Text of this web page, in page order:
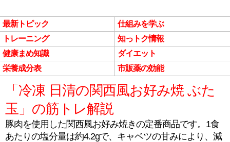
最新トピック
仕組みを学ぶ
トレーニング
知っトク情報
健康まめ知識
ダイエット
栄養成分表
市販薬の効能
「冷凍 日清の関西風お好み焼 ぶた
玉」の筋トレ解説
豚肉を使用した関西風お好み焼きの定番商品です。1食
あたりの塩分量は約4.2gで、キャベツの甘みにより、減